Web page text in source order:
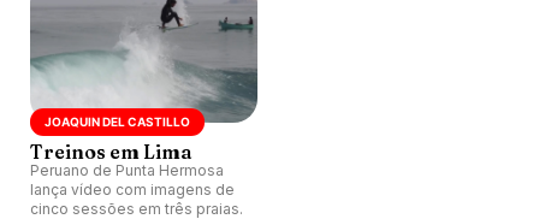
JOAQUIN DEL CASTILLO
Treinos em Lima
Peruano de Punta Hermosa
lança vídeo com imagens de
cinco sessões em três praias.